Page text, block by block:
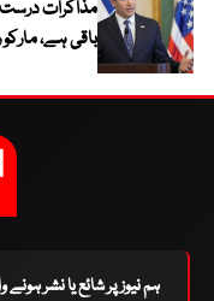
مذاکرات
باقی ہے، مارکو
ہم نیوز پر شائع یا نشر